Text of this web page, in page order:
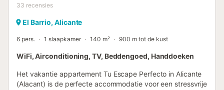
33 recensies
El Barrio, Alicante
6 pers. 1 slaapkamer 140 m² 900 m tot de kust
WiFi, Airconditioning, TV, Beddengoed, Handdoeken
Het vakantie appartement Tu Escape Perfecto in Alicante
(Alacant) is de perfecte accommodatie voor een stressvrije